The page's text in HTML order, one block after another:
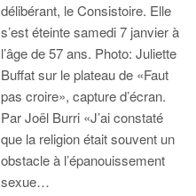
délibérant, le Consistoire. Elle
s’est éteinte samedi 7 janvier à
l’âge de 57 ans. Photo: Juliette
Buffat sur le plateau de «Faut
pas croire», capture d’écran.
Par Joël Burri «J’ai constaté
que la religion était souvent un
obstacle à l’épanouissement
sexue…